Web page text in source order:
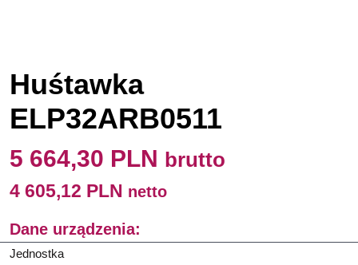
Huśtawka
ELP32ARB0511
5 664,30 PLN brutto
4 605,12 PLN netto
Dane urządzenia:
Jednostka